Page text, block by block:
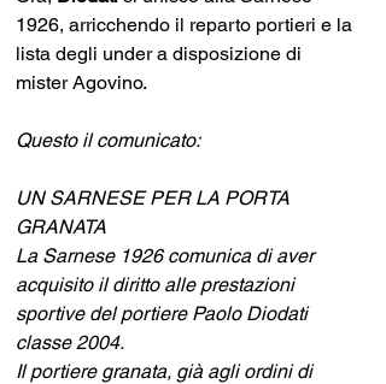
1926, arricchendo il reparto portieri e la
lista degli under a disposizione di
mister Agovino.
Questo il comunicato:
UN SARNESE PER LA PORTA
GRANATA
La Sarnese 1926 comunica di aver
acquisito il diritto alle prestazioni
sportive del portiere Paolo Diodati
classe 2004.
Il portiere granata, già agli ordini di